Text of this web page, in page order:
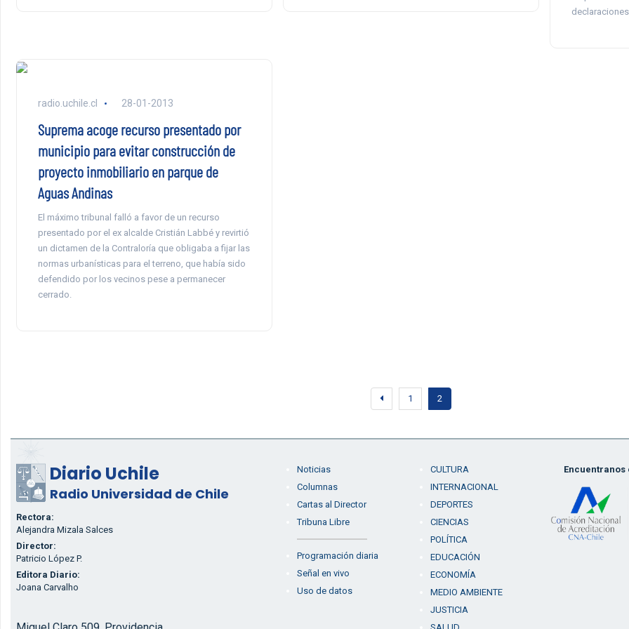
radio.uchile.cl 28-01-2013
Suprema acoge recurso presentado por
municipio para evitar construcción de
proyecto inmobiliario en parque de
Aguas Andinas
El máximo tribunal falló a favor de un recurso
presentado por el ex alcalde Cristián Labbé y revirtió
un dictamen de la Contraloría que obligaba a fijar las
normas urbanísticas para el terreno, que había sido
defendido por los vecinos pese a permanecer
cerrado.
1 2
Diario Uchile
Radio Universidad de Chile
Rectora:
Alejandra Mizala Salces
Director:
Patricio López P.
Editora Diario:
Joana Carvalho
Noticias
Columnas
Cartas al Director
Tribuna Libre
Programación diaria
Señal en vivo
Uso de datos
CULTURA
INTERNACIONAL
DEPORTES
CIENCIAS
POLÍTICA
EDUCACIÓN
ECONOMÍA
MEDIO AMBIENTE
JUSTICIA
Encuentranos